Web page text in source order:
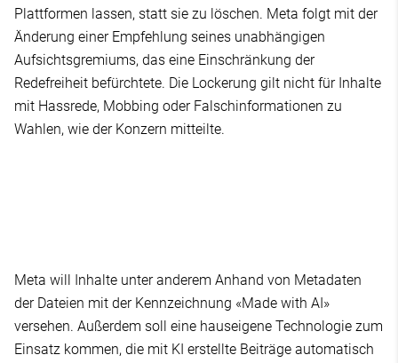
Plattformen lassen, statt sie zu löschen. Meta folgt mit der
Änderung einer Empfehlung seines unabhängigen
Aufsichtsgremiums, das eine Einschränkung der
Redefreiheit befürchtete. Die Lockerung gilt nicht für Inhalte
mit Hassrede, Mobbing oder Falschinformationen zu
Wahlen, wie der Konzern mitteilte.
Meta will Inhalte unter anderem Anhand von Metadaten
der Dateien mit der Kennzeichnung «Made with AI»
versehen. Außerdem soll eine hauseigene Technologie zum
Einsatz kommen, die mit KI erstellte Beiträge automatisch